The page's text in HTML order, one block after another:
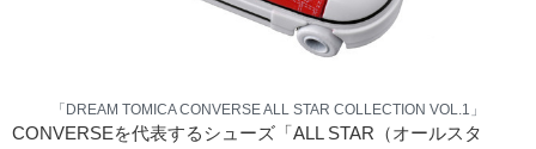
「DREAM TOMICA CONVERSE ALL STAR COLLECTION VOL.1」
CONVERSEを代表するシューズ「ALL STAR（オールスタ